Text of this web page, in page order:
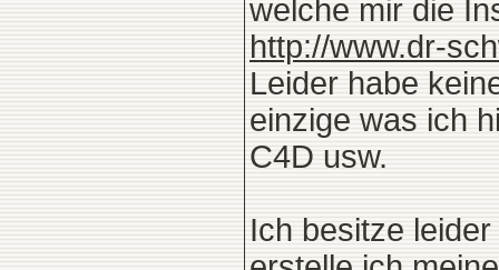
welche mir die
http://www.dr-
Leider habe
einzige was ich
C4D usw.
Ich besitze